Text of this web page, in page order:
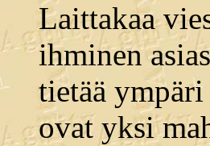
Laittakaa
ihminen
tietää
ovat yksi